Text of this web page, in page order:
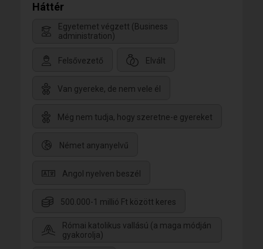
Háttér
Egyetemet végzett (Business
administration)
Felsővezető Elvált
Van gyereke, de nem vele él
Még nem tudja, hogy szeretne-e gyereket
Német anyanyelvű
Angol nyelven beszél
500.000-1 millió Ft között keres
Római katolikus vallású (a maga módján
gyakorolja)